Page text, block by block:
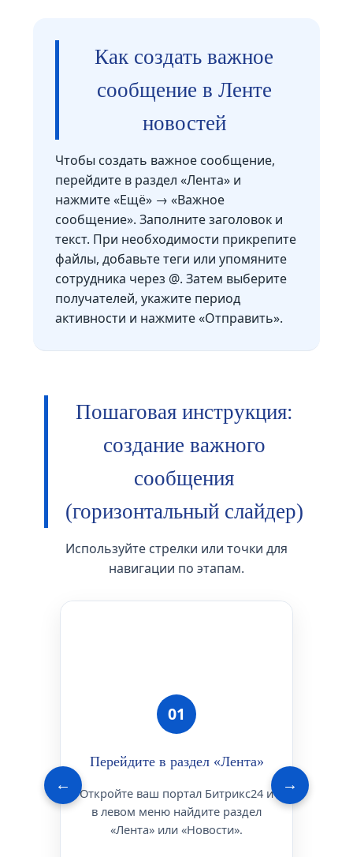
Как создать важное
сообщение в Ленте
новостей
Чтобы создать важное сообщение,
перейдите в раздел «Лента» и
нажмите «Ещё» → «Важное
сообщение». Заполните заголовок и
текст. При необходимости прикрепите
файлы, добавьте теги или упомяните
сотрудника через @. Затем выберите
получателей, укажите период
активности и нажмите «Отправить».
Пошаговая инструкция:
создание важного
сообщения
(горизонтальный слайдер)
Используйте стрелки или точки для
навигации по этапам.
←
01
Перейдите в раздел «Лента»
Откройте ваш портал Битрикс24 и
в левом меню найдите раздел
«Лента» или «Новости».
→